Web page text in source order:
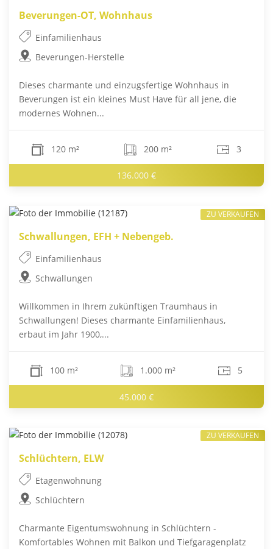
Beverungen-OT, Wohnhaus
Einfamilienhaus
Beverungen-Herstelle
Dieses charmante und einzugsfertige Wohnhaus in
Beverungen ist ein kleines Must Have für all jene, die
modernes Wohnen...
120 m² 200 m² 3
136.000 €
Schwallungen, EFH + Nebengeb.
Einfamilienhaus
Schwallungen
Willkommen in Ihrem zukünftigen Traumhaus in
Schwallungen! Dieses charmante Einfamilienhaus,
erbaut im Jahr 1900,...
100 m² 1.000 m² 5
45.000 €
ZU VERKAUFEN
Schlüchtern, ELW
Etagenwohnung
Schlüchtern
Charmante Eigentumswohnung in Schlüchtern -
Komfortables Wohnen mit Balkon und Tiefgaragenplatz
ZU VERKAUFEN